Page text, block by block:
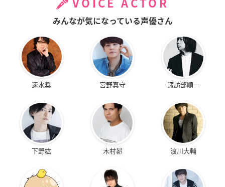
VOICE ACTOR
みんなが気になっている声優さん
速水奨 宮野真守 諏訪部順一
下野紘 木村昴 浪川大輔